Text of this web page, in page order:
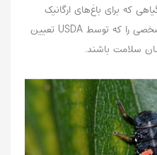
که برای باغ‌های ارگانیک
استفاده می‌شوند باید معیارهای مشخصی را که توسط USDA تعیین
سلامت باشند.